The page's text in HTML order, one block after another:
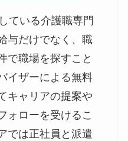
ている介護職専門
与だけでなく、職
で職場を探すこと
イザーによる無料
キャリアの提案や
ォローを受けるこ
では正社員と派遣